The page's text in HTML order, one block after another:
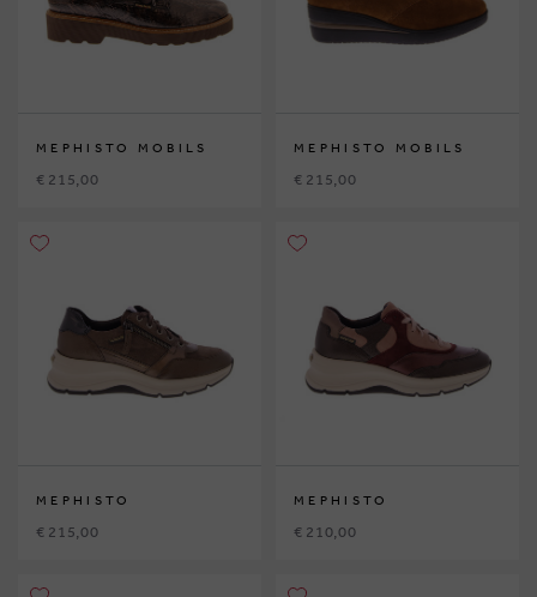
MEPHISTO MOBILS
€ 215,00
MEPHISTO MOBILS
€ 215,00
MEPHISTO
€ 215,00
MEPHISTO
€ 210,00